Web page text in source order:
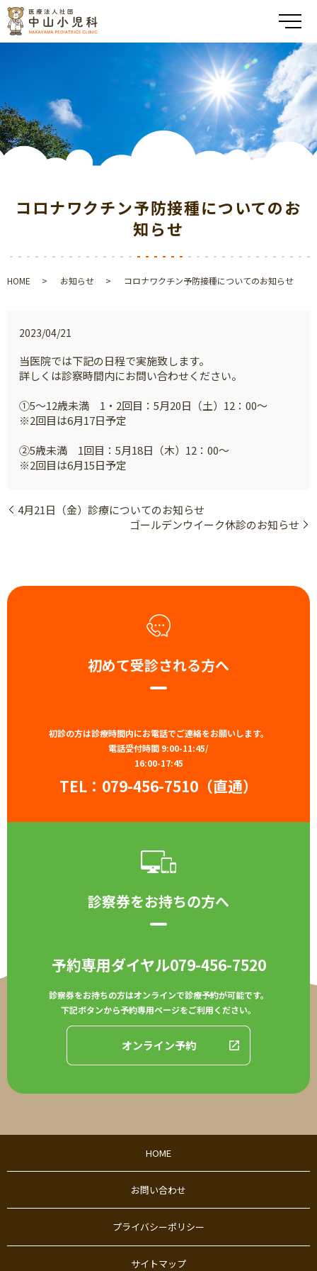
メ
コロナワクチン予防接種についてのお
知らせ
HOME お知らせ コロナワクチン予防接種についてのお知らせ
2023/04/21
当医院では下記の日程で実施致します。
詳しくは診察時間内にお問い合わせください。
①5～12歳未満 1・2回目：5月20日（土）12：00～
※2回目は6月17日予定
②5歳未満 1回目：5月18日（木）12：00～
※2回目は6月15日予定
4月21日（金）診療についてのお知らせ
ゴールデンウイーク休診のお知らせ
初めて受診される方へ
初診の方は診療時間内にお電話でご連絡をお願いします。
電話受付時間 9:00-11:45/
16:00-17:45
TEL： 079-456-7510（直通）
診察券をお持ちの方へ
予約専用ダイヤル079-456-7520
診察券をお持ちの方はオンラインで診療予約が可能です。
下記ボタンから予約専用ページをご利用ください。
オンライン予約
HOME
お問い合わせ
プライバシーポリシー
サイトマップ